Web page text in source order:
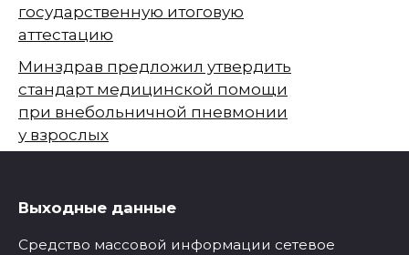
государственную итоговую
аттестацию
Минздрав предложил утвердить
стандарт медицинской помощи
при внебольничной пневмонии
у взрослых
Выходные данные
Средство массовой информации сетевое